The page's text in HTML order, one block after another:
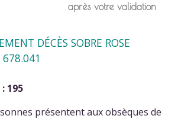
après votre validation
DÉCÈS SOBRE ROSE
678.041
195
présentent aux obsèques de